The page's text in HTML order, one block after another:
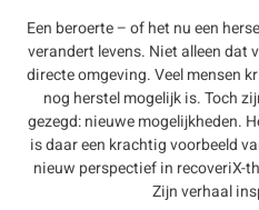
Een beroerte – of het nu een
verandert levens. Niet alleen dat
directe omgeving. Veel mensen
nog herstel mogelijk is. Toch
gezegd: nieuwe mogelijkheden.
is daar een krachtig voorbeeld
nieuw perspectief in recoveriX-
Zijn verhaal